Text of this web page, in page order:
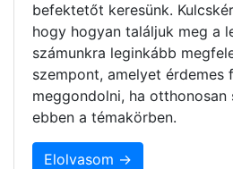
befektetőt keresünk.
hogy hogyan találjuk meg a
számunkra leginkább
szempont, amelyet érdemes
meggondolni, ha otthonosan
ebben a témakörben.
Elolvasom →